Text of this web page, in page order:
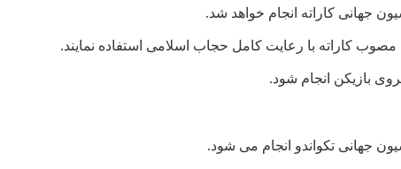
جهانی کاراته انجام خواهد شد.
کاراته با رعایت کامل حجاب اسلامی استفاده نمایند.
بازیکن انجام شود.
جهانی تکواندو انجام می شود.